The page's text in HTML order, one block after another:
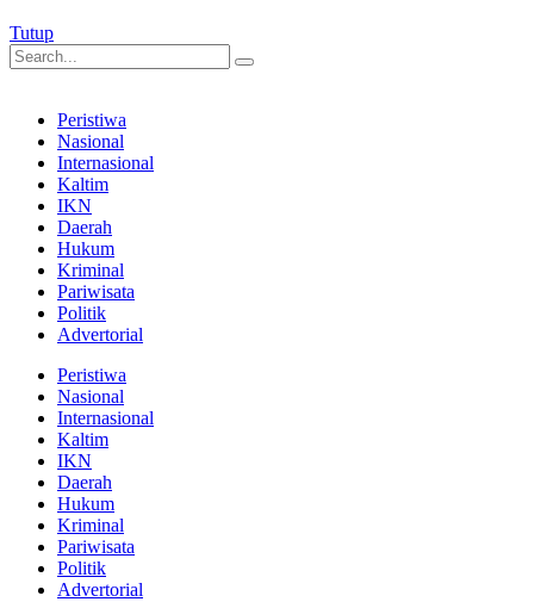
Tutup
Peristiwa
Nasional
Internasional
Kaltim
IKN
Daerah
Hukum
Kriminal
Pariwisata
Politik
Advertorial
Peristiwa
Nasional
Internasional
Kaltim
IKN
Daerah
Hukum
Kriminal
Pariwisata
Politik
Advertorial